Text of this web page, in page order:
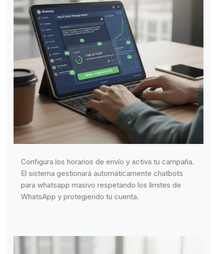
Configura los horarios de envío y activa tu campaña.
El sistema gestionará automáticamente chatbots
para whatsapp masivo respetando los límites de
WhatsApp y protegiendo tu cuenta.